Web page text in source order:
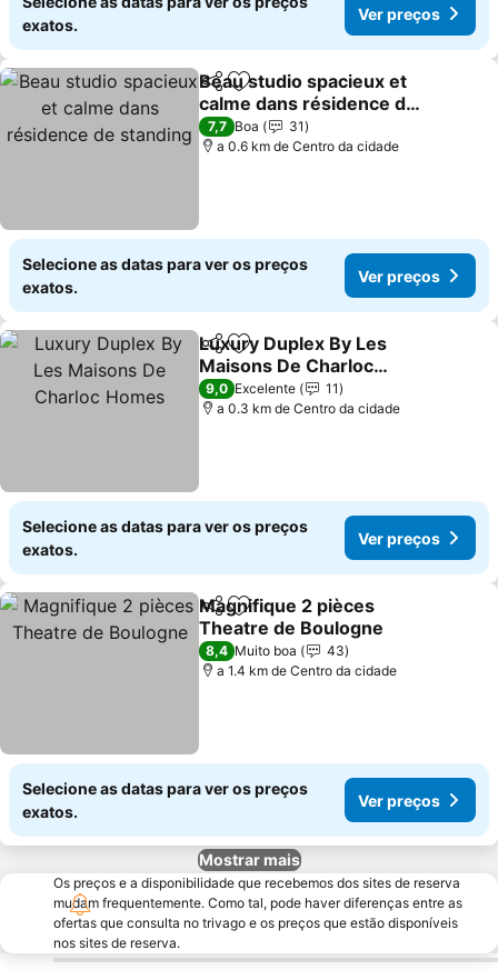
exatos.
Ver preços
PartilharAdicionar aos favoritos
Beau studio spacieux et
calme dans résidence de
standing
Ver preços
7,7 Boa
31
a 0.6 km de Centro da cidade
Selecione as datas para ver os preços
exatos.
Ver preços
PartilharAdicionar aos favoritos
Luxury Duplex By Les
Maisons De Charloc
Homes
Ver preços
9,0 Excelente
11
a 0.3 km de Centro da cidade
Selecione as datas para ver os preços
exatos.
Ver preços
PartilharAdicionar aos favoritos
Magnifique 2 pièces
Theatre de Boulogne
Ver preços
8,4 Muito boa
43
a 1.4 km de Centro da cidade
Selecione as datas para ver os preços
exatos.
Ver preços
Mostrar mais
Os preços e a disponibilidade que recebemos dos sites de reserva
mudam frequentemente. Como tal, pode haver diferenças entre as
ofertas que consulta no trivago e os preços que estão disponíveis
nos sites de reserva.